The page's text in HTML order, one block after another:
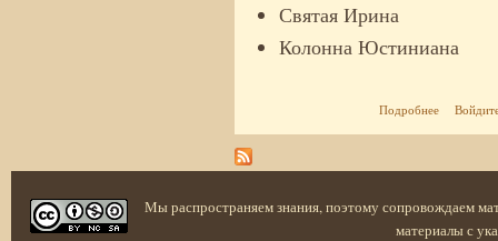
Святая Ирина
Колонна Юстиниана
Подробнее о
Мы распространяем знания, поэтому сопровождаем
материалы с